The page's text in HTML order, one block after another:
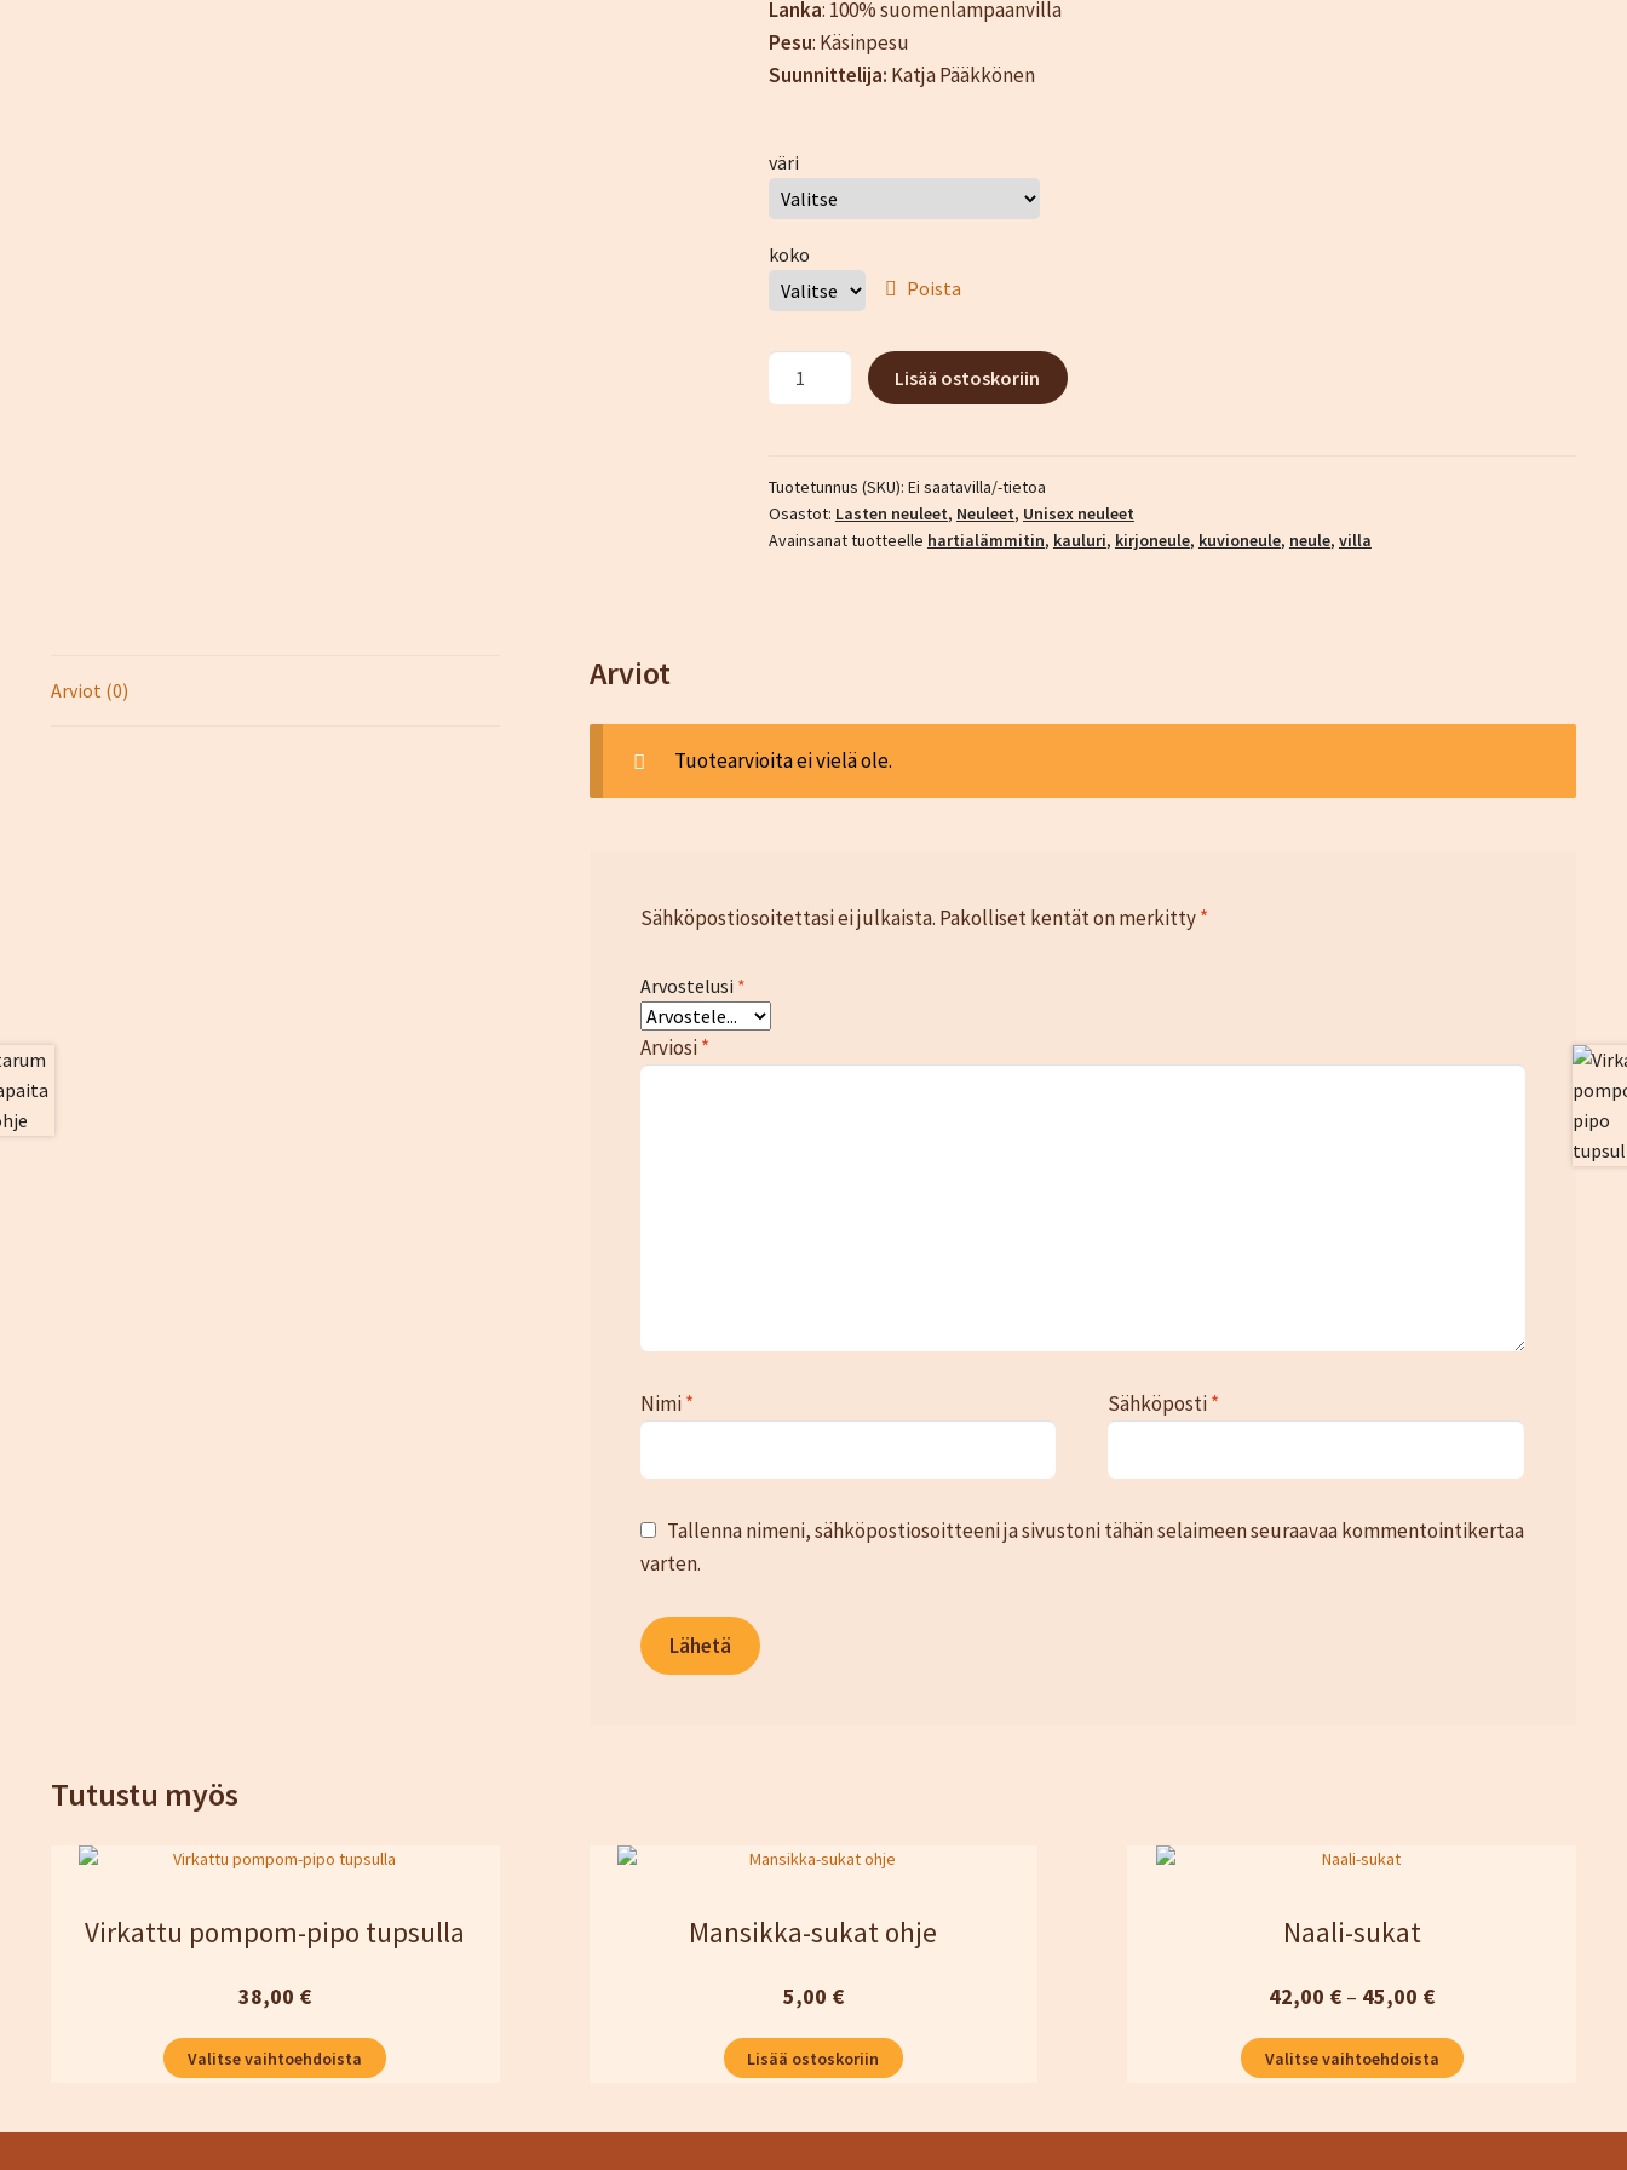
Lanka: 100% suomenlampaanvilla
Pesu: Käsinpesu
Suunnittelija: Katja Pääkkönen
väri
koko
Poista
Riekko-
kauluri
Lisää ostoskoriin
Tuotetunnus (SKU): Ei saatavilla/-tietoa
Osastot: Lasten neuleet, Neuleet, Unisex neuleet
Avainsanat tuotteelle hartialämmitin, kauluri, kirjoneule, kuvioneule, neule, villa
Arviot (0) Arviot
Tuotearvioita ei vielä ole.
Sähköpostiosoitettasi ei julkaista. Pakolliset kentät on merkitty*
Arvostelusi *
Arviosi*
Nimi* Sähköposti*
Tallenna nimeni, sähköpostiosoitteeni ja sivustoni tähän selaimeen seuraavaa kommentointikertaa
varten.
Tutustu myös
Virkattu pompom-pipo tupsulla
38,00 €
Valitse vaihtoehdoista
Tällä
useampi
Mansikka-sukat ohje
5,00 €
Lisää ostoskoriin
Naali-sukat
42,00 € – 45,00 €Hintaluokka:
-
Valitse vaihtoehdoista
Tällä
useampi